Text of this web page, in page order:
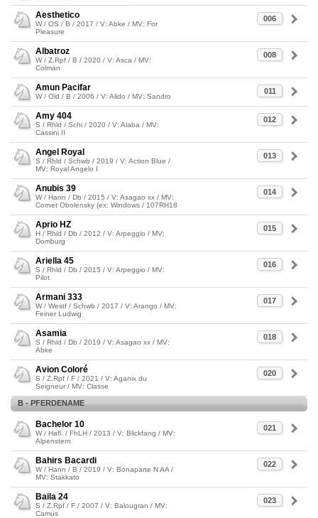
006
Aesthetico
W / OS / B / 2017 / V: Abke / MV: For
Pleasure
008
Albatroz
W / Z.Rpf / B / 2020 / V: Asca / MV:
Colman
011
Amun Pacifar
W / Old / B / 2006 / V: Alido / MV: Sandro
012
Amy 404
S / Rhld / Schi / 2020 / V: Alaba / MV:
Cassini II
013
Angel Royal
S / Rhld / Schwb / 2019 / V: Action Blue /
MV: Royal Angelo I
014
Anubis 39
W / Hann / Db / 2015 / V: Asagao xx / MV:
Cornet Obolensky (ex: Windows / 107RH18
015
Aprio HZ
H / Rhld / Db / 2012 / V: Arpeggio / MV:
Domburg
016
Ariella 45
S / Rhld / Db / 2015 / V: Arpeggio / MV:
Pilot
017
Armani 333
W / Westf / Schwb / 2017 / V: Arango / MV:
Feiner Ludwig
018
Asamia
S / Rhld / Db / 2019 / V: Asagao xx / MV:
Abke
020
Avion Coloré
S / Z.Rpf / F / 2021 / V: Aganix du
Seigneur / MV: Classe
B - PFERDENAME
021
Bachelor 10
W / Hafl. / FhLH / 2013 / V: Blickfang / MV:
Alpenstern
022
Bahirs Bacardi
W / Hann / B / 2019 / V: Bonaparte N AA /
MV: Stakkato
023
Baila 24
S / Z.Rpf / F / 2007 / V: Balougran / MV:
Camus